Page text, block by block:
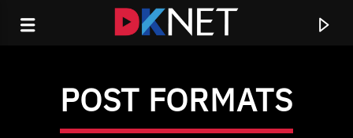
POST FORMATS